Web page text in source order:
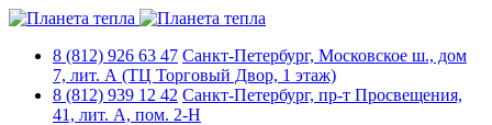
8 (812) 926 63 47 Санкт-Петербург, Московское ш., дом
7, лит. А (ТЦ Торговый Двор, 1 этаж)
8 (812) 939 12 42 Санкт-Петербург, пр-т Просвещения,
41, лит. А, пом. 2-Н